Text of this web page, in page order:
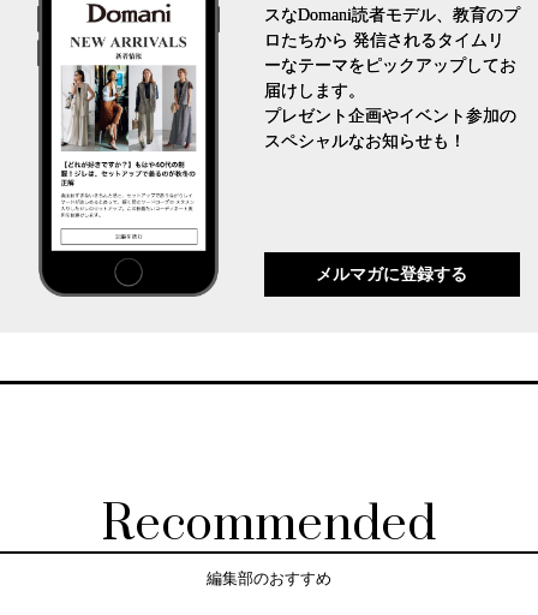
スなDomani読者モデル、教育のプ
ロたちから 発信されるタイムリ
ーなテーマをピックアップしてお
届けします。
プレゼント企画やイベント参加の
スペシャルなお知らせも！
メルマガに登録する
Recommended
編集部のおすすめ